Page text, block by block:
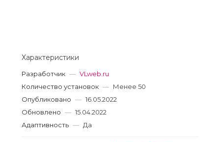
Характеристики
Разработчик — VLweb.ru
Количество установок — Менее 50
Опубликовано — 16.05.2022
Обновлено — 15.04.2022
Адаптивность — Да